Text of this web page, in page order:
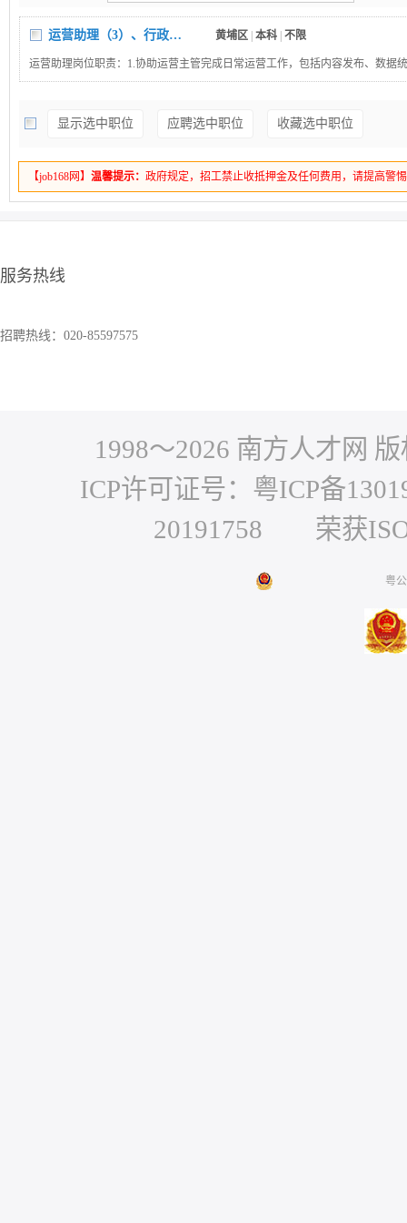
运营助理（3）、行政助理（3） 黄埔区 本科 不限
运营助理岗位职责：1.协助运营主管完成日常运营工作，包括内容发布、数据
行等。2．负责平台日常维护，如评论回复、用户互动、素材整理归档。3. 跟
位职责：负责公司办公用品采购、登记、发放与盘点，维护办公环境整洁，管
文件、资料，建立档案台账，方便查阅。安排会议室预定、会议布置、会议纪
来访客户接待、引导、茶水服务，维护公司形象。管理员工考勤统计、请假登
入职、离职手续；负责快递收发、订水、订车、订餐等后勤事宜。学历要求：
显示选中职位 应聘选中职位 收藏选中职位
【job168网】 温馨提示： 政府规定，招工禁止收抵押金及任何费用，请提高警
服务热线
招聘热线：020-85597575
1998～2026 南方人才网
ICP许可证号：粤ICP备
20191758 荣获
粤